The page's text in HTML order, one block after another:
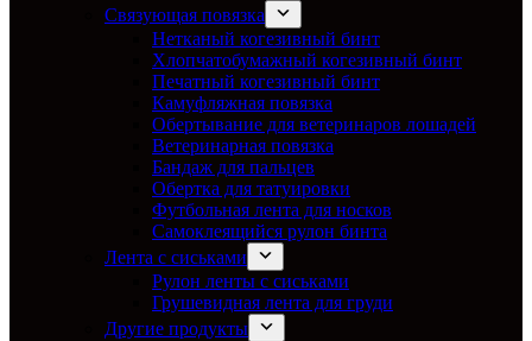
Связующая повязка
Нетканый когезивный бинт
Хлопчатобумажный когезивный бинт
Печатный когезивный бинт
Камуфляжная повязка
Обертывание для ветеринаров лошадей
Ветеринарная повязка
Бандаж для пальцев
Обертка для татуировки
Футбольная лента для носков
Самоклеящийся рулон бинта
Лента с сиськами
Рулон ленты с сиськами
Грушевидная лента для груди
Другие продукты